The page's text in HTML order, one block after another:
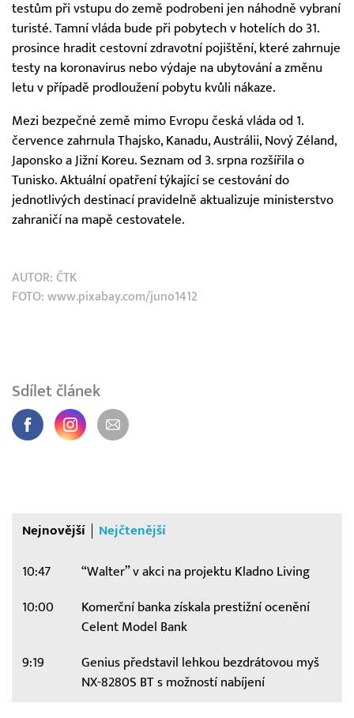
testům při vstupu do země podrobeni jen náhodně vybraní
turisté. Tamní vláda bude při pobytech v hotelích do 31.
prosince hradit cestovní zdravotní pojištění, které zahrnuje
testy na koronavirus nebo výdaje na ubytování a změnu
letu v případě prodloužení pobytu kvůli nákaze.
Mezi bezpečné země mimo Evropu česká vláda od 1.
července zahrnula Thajsko, Kanadu, Austrálii, Nový Zéland,
Japonsko a Jižní Koreu. Seznam od 3. srpna rozšířila o
Tunisko. Aktuální opatření týkající se cestování do
jednotlivých destinací pravidelně aktualizuje ministerstvo
zahraničí na mapě cestovatele.
AUTOR: ČTK
FOTO: www.pixabay.com/juno1412
Sdílet článek
Nejnovější Nejčtenější
10:47 “Walter” v akci na projektu Kladno Living
10:00
Komerční banka získala prestižní ocenění
Celent Model Bank
9:19
Genius představil lehkou bezdrátovou myš
NX-8280S BT s možností nabíjení